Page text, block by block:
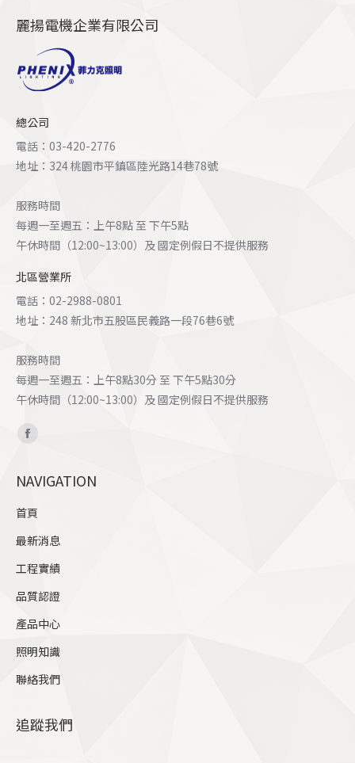
麗揚電機企業有限公司
總公司
電話：03-420-2776
地址：324 桃園市平鎮區陸光路14巷78號
服務時間
每週一至週五：上午8點 至 下午5點
午休時間（12:00~13:00）及 國定例假日不提供服務
北區營業所
電話：02-2988-0801
地址：248 新北市五股區民義路一段76巷6號
服務時間
每週一至週五：上午8點30分 至 下午5點30分
午休時間（12:00~13:00）及 國定例假日不提供服務
Find us on:
Facebook
opens
window
NAVIGATION
首頁
最新消息
工程實績
品質認證
產品中心
照明知識
聯絡我們
追蹤我們